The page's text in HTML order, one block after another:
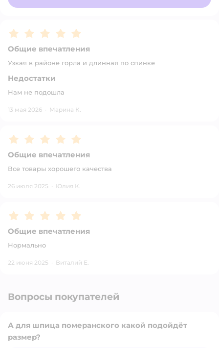
Рейтинг:5
Общие впечатления
Узкая в районе горла и длинная по спинке
Недостатки
Нам не подошла
13 мая 2026 · Марина К.
Рейтинг:5
Общие впечатления
Все товары хорошего качества
26 июля 2025 · Юлия К.
Рейтинг:5
Общие впечатления
Нормально
22 июня 2025 · Виталий Е.
Вопросы покупателей
А для шпица померанского какой подойдёт
размер?